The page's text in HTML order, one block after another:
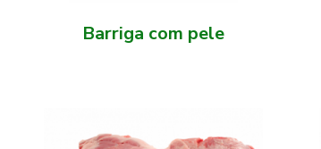
Barriga com pele